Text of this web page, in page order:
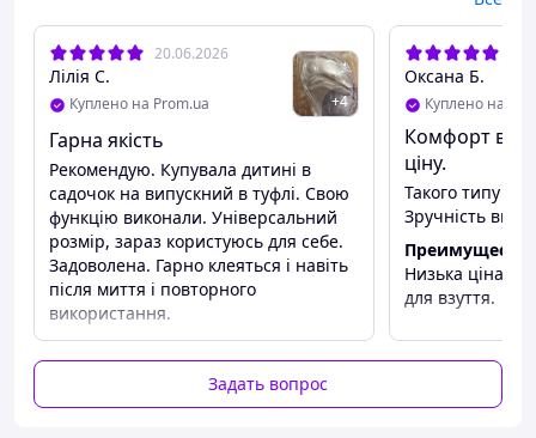
Материал: силикон.
Цвет: прозрачный.20.06.2026
Лілія С.
Куплено на Prom.ua +4
Гарна якість
Рекомендую. Купувала дитині в
садочок на випускний в туфлі. Свою
функцію виконали. Універсальний
розмір, зараз користуюсь для себе.
Задоволена. Гарно клеяться і навіть
після миття і повторного
використання.
Оксана Б.
Куплено на
Комфорт
ціну.
Такого типу
Зручність
Преимущества
Низька ціна,
для взуття.
Задать вопрос